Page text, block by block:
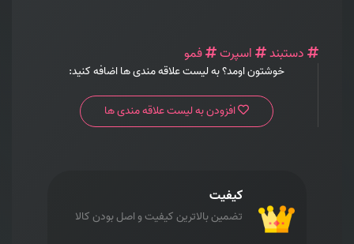
دستبند اسپرت فمو
خوشتون اومد؟ به لیست علاقه مندی ها اضافه کنید:
افزودن به لیست علاقه مندی ها
کیفیت
تضمین بالاترین کیفیت و اصل بودن کالا